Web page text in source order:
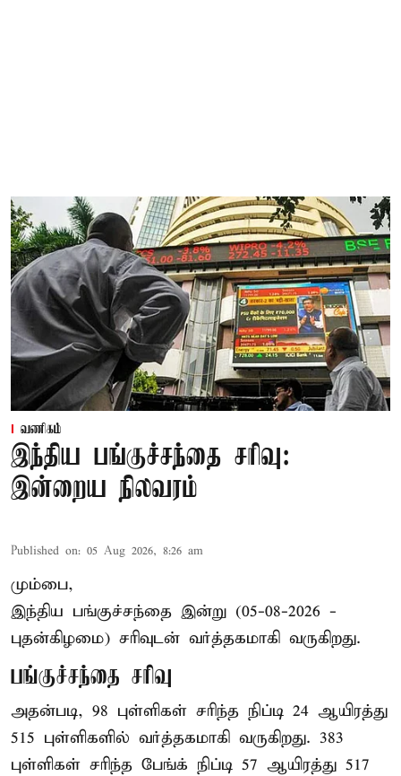
வணிகம்
இந்திய பங்குச்சந்தை சரிவு:
இன்றைய நிலவரம்
Published on: 05 Aug 2026, 8:26 am
மும்பை,
இந்திய பங்குச்சந்தை இன்று (05-08-2026 -
புதன்கிழமை) சரிவுடன் வர்த்தகமாகி வருகிறது.
பங்குச்சந்தை சரிவு
அதன்படி, 98 புள்ளிகள் சரிந்த நிப்டி 24 ஆயிரத்து
515 புள்ளிகளில் வர்த்தகமாகி வருகிறது. 383
புள்ளிகள் சரிந்த பேங்க் நிப்டி 57 ஆயிரத்து 517